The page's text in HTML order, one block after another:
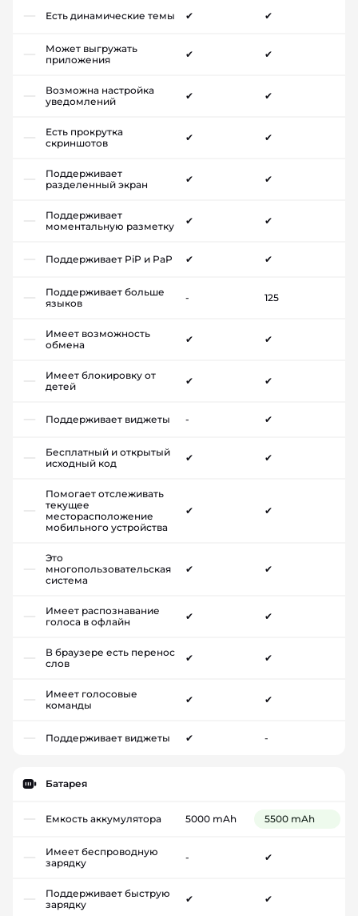
Есть динамические темы ✔ ✔
Может выгружать
приложения
✔ ✔
Возможна настройка
уведомлений
✔ ✔
Есть прокрутка
скриншотов
✔ ✔
Поддерживает
разделенный экран
✔ ✔
Поддерживает
моментальную разметку
✔ ✔
Поддерживает PiP и PaP ✔ ✔
Поддерживает больше
языков
- 125
Имеет возможность
обмена
✔ ✔
Имеет блокировку от
детей
✔ ✔
Поддерживает виджеты - ✔
Бесплатный и открытый
исходный код
✔ ✔
Помогает отслеживать
текущее
месторасположение
мобильного устройства
✔ ✔
Это
многопользовательская
система
✔ ✔
Имеет распознавание
голоса в офлайн
✔ ✔
В браузере есть перенос
слов
✔ ✔
Имеет голосовые
команды
✔ ✔
Поддерживает виджеты ✔ -
Батарея
Емкость аккумулятора 5000 mAh 5500 mAh
Имеет беспроводную
зарядку
- ✔
Поддерживает быструю
зарядку
✔ ✔